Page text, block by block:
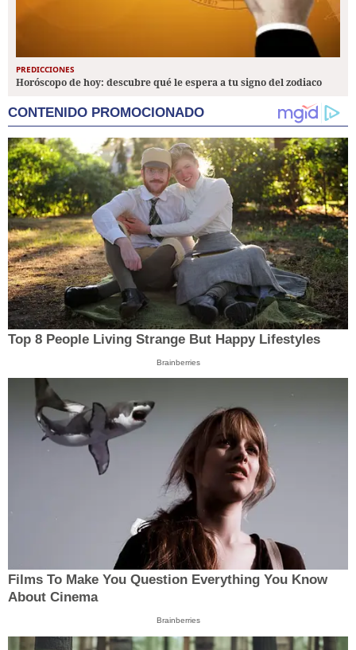
PREDICCIONES
Horóscopo de hoy: descubre qué le espera a tu signo del zodiaco
CONTENIDO PROMOCIONADO
Top 8 People Living Strange But Happy Lifestyles
Brainberries
Films To Make You Question Everything You Know
About Cinema
Brainberries